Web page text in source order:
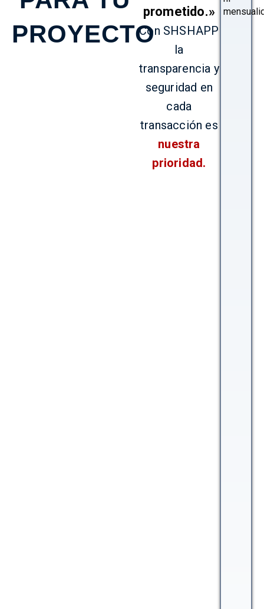
PROYECTO
prometido.»
Con SHSHAPP
la
transparencia y
seguridad en
cada
transacción es
nuestra
prioridad.